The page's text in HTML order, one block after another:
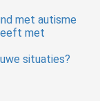
met autisme
met
situaties?